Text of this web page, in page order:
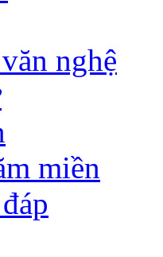
nghệ
miền